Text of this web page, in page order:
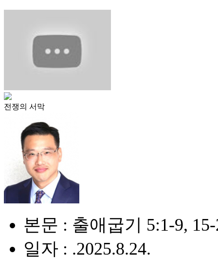
전쟁의 서막
본문 : 출애굽기 5:1-9,
일자 : .2025.8.24.